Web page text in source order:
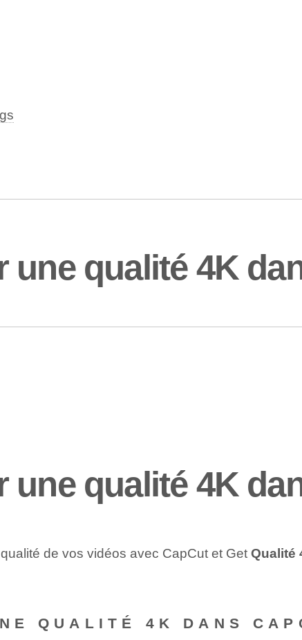
une qualité 4K
une qualité 4K
de vos vidéos avec CapCut et Get Qualité
QUALITÉ 4K DANS